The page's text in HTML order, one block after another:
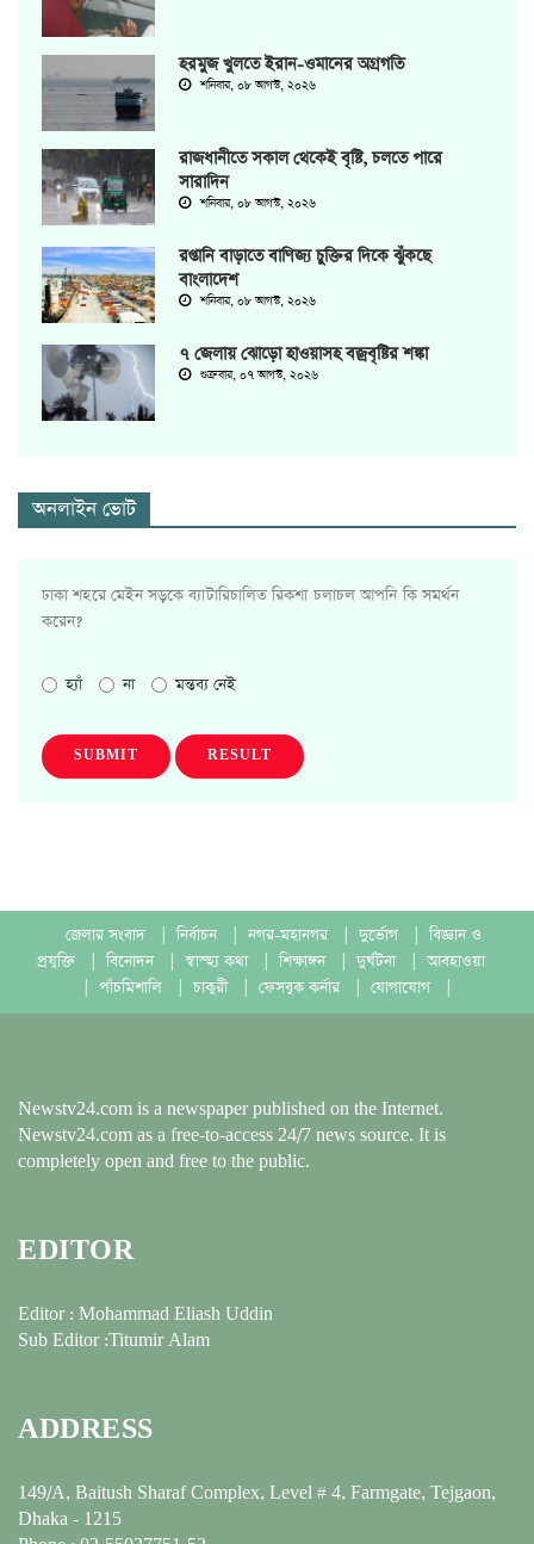
হরমুজ খুলতে ইরান-ওমানের অগ্রগতি
শনিবার, ০৮ আগস্ট, ২০২৬
রাজধানীতে সকাল থেকেই বৃষ্টি, চলতে পারে
সারাদিন
শনিবার, ০৮ আগস্ট, ২০২৬
রপ্তানি বাড়াতে বাণিজ্য চুক্তির দিকে ঝুঁকছে
বাংলাদেশ
শনিবার, ০৮ আগস্ট, ২০২৬
৭ জেলায় ঝোড়ো হাওয়াসহ বজ্রবৃষ্টির শঙ্কা
শুক্রবার, ০৭ আগস্ট, ২০২৬
অনলাইন ভোট
ঢাকা শহরে মেইন সড়কে ব্যাটারিচালিত রিকশা চলাচল আপনি কি সমর্থন
করেন?
হ্যাঁ না মন্তব্য নেই
SUBMIT RESULT
জেলার সংবাদ নির্বাচন নগর-মহানগর দুর্ভোগ
বিজ্ঞান ও
প্রযুক্তি
বিনোদন স্বাস্হ্য কথা শিক্ষাঙ্গন দুর্ঘটনা
আবহাওয়া
পাঁচমিশালি চাকুরী ফেসবুক কর্নার যোগাযোগ
Newstv24.com is a newspaper published on the Internet.
Newstv24.com as a free-to-access 24/7 news source. It is
completely open and free to the public.
EDITOR
Editor : Mohammad Eliash Uddin
Sub Editor :Titumir Alam
ADDRESS
149/A, Baitush Sharaf Complex, Level # 4, Farmgate, Tejgaon,
Dhaka - 1215